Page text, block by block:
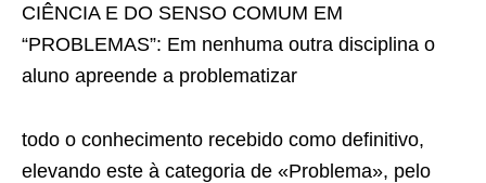
CIÊNCIA E DO SENSO COMUM EM
“PROBLEMAS”: Em nenhuma outra disciplina o
aluno apreende a problematizar
todo o conhecimento recebido como definitivo,
elevando este à categoria de «Problema», pelo